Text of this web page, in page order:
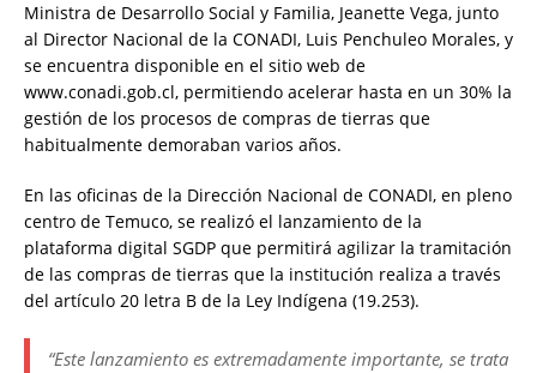
Ministra de Desarrollo Social y Familia, Jeanette Vega, junto
al Director Nacional de la CONADI, Luis Penchuleo Morales, y
se encuentra disponible en el sitio web de
www.conadi.gob.cl, permitiendo acelerar hasta en un 30% la
gestión de los procesos de compras de tierras que
habitualmente demoraban varios años.
En las oficinas de la Dirección Nacional de CONADI, en pleno
centro de Temuco, se realizó el lanzamiento de la
plataforma digital SGDP que permitirá agilizar la tramitación
de las compras de tierras que la institución realiza a través
del artículo 20 letra B de la Ley Indígena (19.253).
“Este lanzamiento es extremadamente importante, se trata